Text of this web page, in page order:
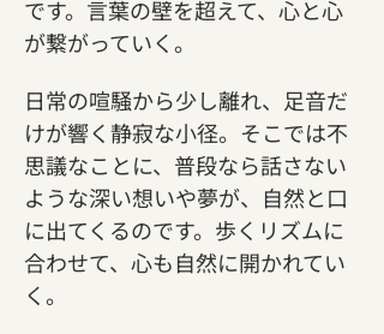
です。言葉の壁を超えて、心と心
が繋がっていく。
日常の喧騒から少し離れ、足音だ
けが響く静寂な小径。そこでは不
思議なことに、普段なら話さない
ような深い想いや夢が、自然と口
に出てくるのです。歩くリズムに
合わせて、心も自然に開かれてい
く。